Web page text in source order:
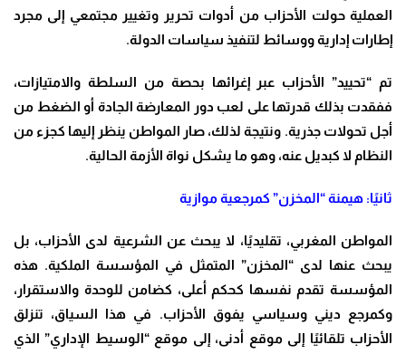
العملية حولت الأحزاب من أدوات تحرير وتغيير مجتمعي إلى مجرد
إطارات إدارية ووسائط لتنفيذ سياسات الدولة.
تم “تحييد” الأحزاب عبر إغرائها بحصة من السلطة والامتيازات،
ففقدت بذلك قدرتها على لعب دور المعارضة الجادة أو الضغط من
أجل تحولات جذرية. ونتيجة لذلك، صار المواطن ينظر إليها كجزء من
النظام لا كبديل عنه، وهو ما يشكل نواة الأزمة الحالية.
ثانيًا: هيمنة “المخزن” كمرجعية موازية
المواطن المغربي، تقليديًا، لا يبحث عن الشرعية لدى الأحزاب، بل
يبحث عنها لدى “المخزن” المتمثل في المؤسسة الملكية. هذه
المؤسسة تقدم نفسها كحكم أعلى، كضامن للوحدة والاستقرار،
وكمرجع ديني وسياسي يفوق الأحزاب. في هذا السياق، تنزلق
الأحزاب تلقائيًا إلى موقع أدنى، إلى موقع “الوسيط الإداري” الذي